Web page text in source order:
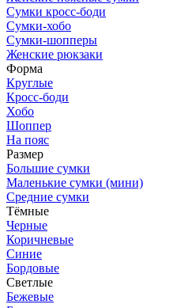
Сумки кросс-боди
Сумки-хобо
Сумки-шопперы
Женские рюкзаки
Форма
Круглые
Кросс-боди
Хобо
Шоппер
На пояс
Размер
Большие сумки
Маленькие сумки (мини)
Средние сумки
Тёмные
Черные
Коричневые
Синие
Бордовые
Светлые
Бежевые